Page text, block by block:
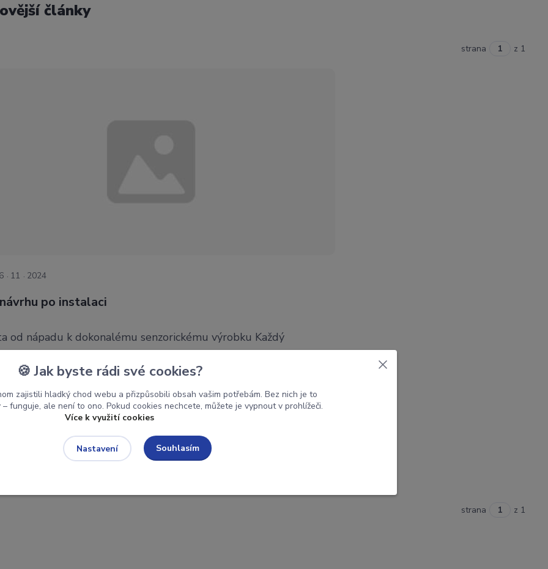
články
strana z 1
po instalaci
11 2024
od nápadu k dokonalému senzorickému výrobku Každý
V tomto článku vás provedeme celým procesem jeho vzniku –
myšlenky až po finální realizaci. Ukážeme vám, co vše
za kvalitním produktem, který přináší
strana z 1
🍪 Jak byste rádi své cookies?
zajistili hladký chod webu a přizpůsobili obsah vašim potřebám. Bez nich je to
funguje, ale není to ono. Pokud cookies nechcete, můžete je vypnout v prohlížeči.
Více k využití cookies
Nastavení Souhlasím